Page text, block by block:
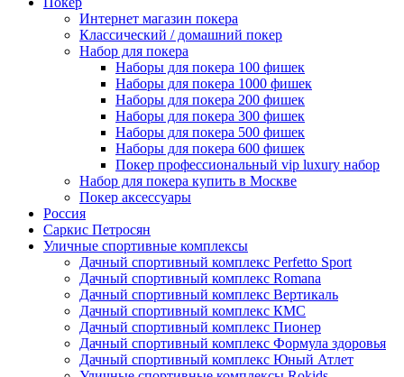
Интернет магазин покера
Классический / домашний покер
Набор для покера
Наборы для покера 100 фишек
Наборы для покера 1000 фишек
Наборы для покера 200 фишек
Наборы для покера 300 фишек
Наборы для покера 500 фишек
Наборы для покера 600 фишек
Покер профессиональный vip luxury набор
Набор для покера купить в Москве
Покер аксессуары
Россия
Саркис Петросян
Уличные спортивные комплексы
Дачный спортивный комплекс Perfetto Sport
Дачный спортивный комплекс Romana
Дачный спортивный комплекс Вертикаль
Дачный спортивный комплекс КМС
Дачный спортивный комплекс Пионер
Дачный спортивный комплекс Формула здоровья
Дачный спортивный комплекс Юный Атлет